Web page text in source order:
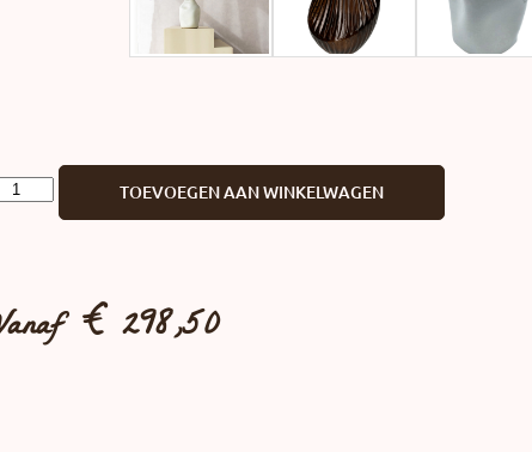
TOEVOEGEN AAN WINKELWAGEN
€298,50